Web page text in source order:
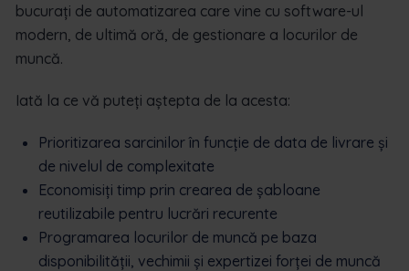
bucurați de automatizarea care vine cu software-ul
modern, de ultimă oră, de gestionare a locurilor de
muncă.
Iată la ce vă puteți aștepta de la acesta:
Prioritizarea sarcinilor în funcție de data de livrare și
de nivelul de complexitate
Economisiți timp prin crearea de șabloane
reutilizabile pentru lucrări recurente
Programarea locurilor de muncă pe baza
disponibilității, vechimii și expertizei forței de muncă